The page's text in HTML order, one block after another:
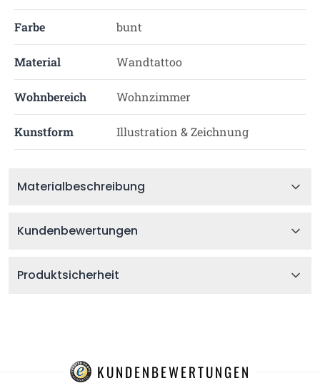
Farbe bunt
Material Wandtattoo
Wohnbereich Wohnzimmer
Kunstform Illustration & Zeichnung
Materialbeschreibung
Kundenbewertungen
Produktsicherheit
KUNDENBEWERTUNGEN